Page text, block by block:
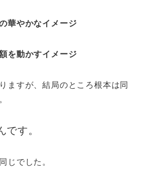
華やかなイメージ
を動かすイメージ
ますが、結局のところ根本は同
です。
じでした。